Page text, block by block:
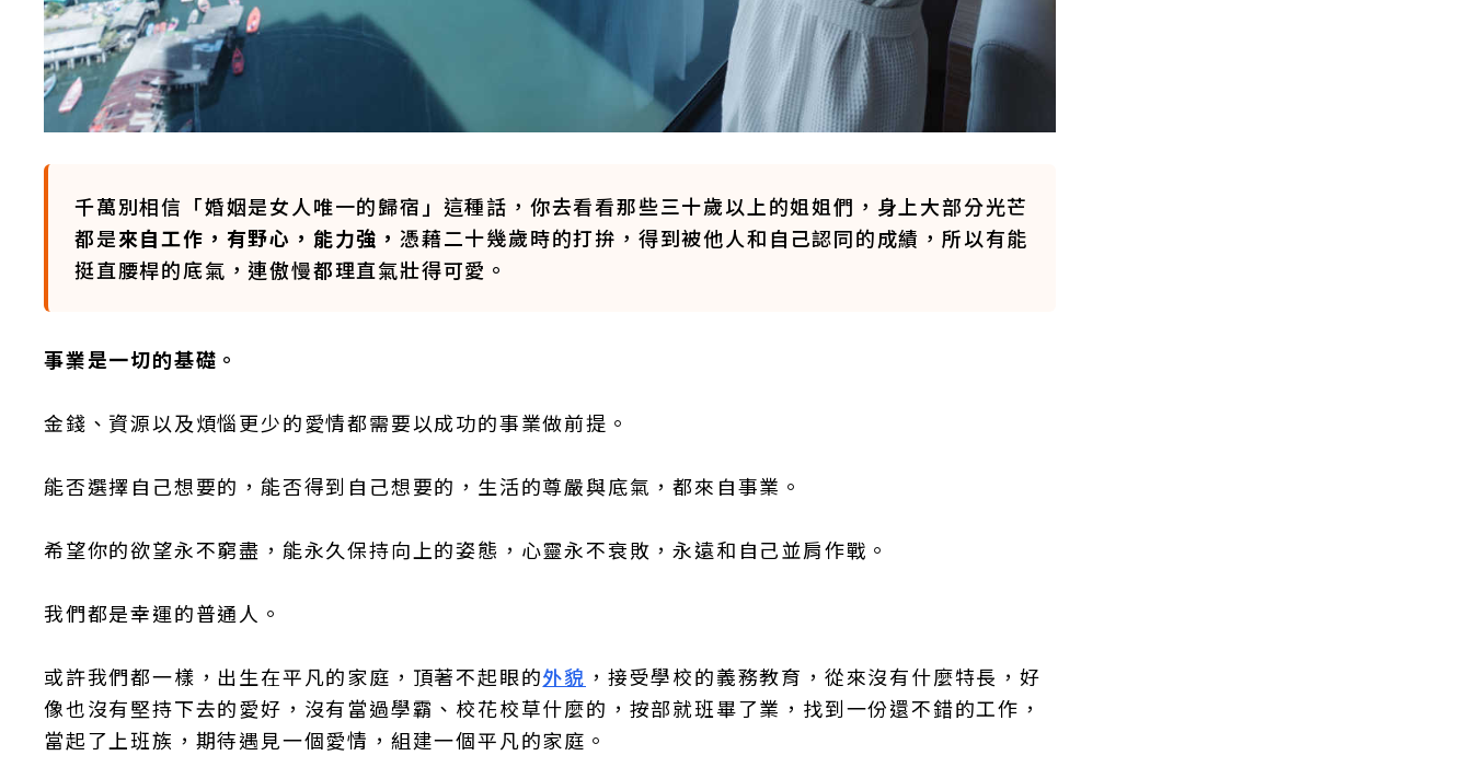
千萬別相信「婚姻是女人唯一的歸宿」這種話，你去看看那些三十歲以上的姐姐們，身上大部分光芒
都是來自工作，有野心，能力強， 憑藉二十幾歲時的打拚，得到被他人和自己認同的成績，所以有能
挺直腰桿的底氣，連傲慢都理直氣壯得可愛。
事業是一切的基礎。
金錢、資源以及煩惱更少的愛情都需要以成功的事業做前提。
能否選擇自己想要的，能否得到自己想要的，生活的尊嚴與底氣，都來自事業。
希望你的欲望永不窮盡，能永久保持向上的姿態，心靈永不衰敗，永遠和自己並肩作戰。
我們都是幸運的普通人。
或許我們都一樣，出生在平凡的家庭，頂著不起眼的外貌 ，接受學校的義務教育，從來沒有什麼特長，好
像也沒有堅持下去的愛好，沒有當過學霸、校花校草什麼的，按部就班畢了業，找到一份還不錯的工作，
當起了上班族，期待遇見一個愛情，組建一個平凡的家庭。